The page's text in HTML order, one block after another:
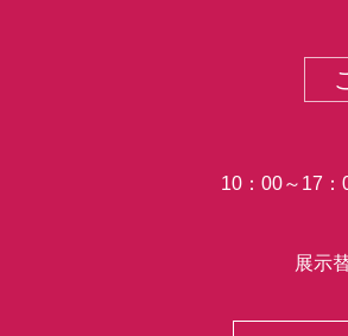
10：00～17
展示